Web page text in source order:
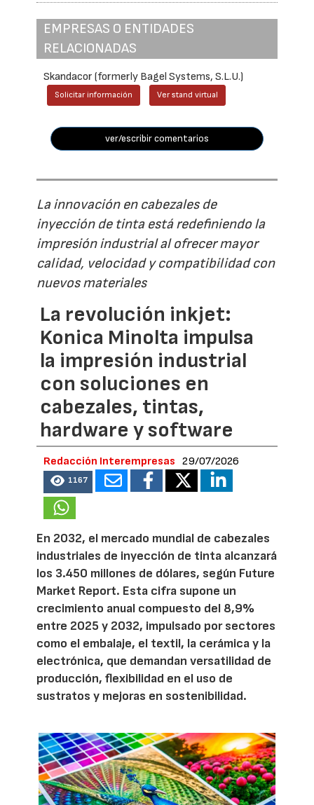
EMPRESAS O ENTIDADES
RELACIONADAS
Skandacor (formerly Bagel Systems, S.L.U.)
Solicitar información Ver stand virtual
ver/escribir comentarios
La innovación en cabezales de
inyección de tinta está redefiniendo la
impresión industrial al ofrecer mayor
calidad, velocidad y compatibilidad con
nuevos materiales
La revolución inkjet:
Konica Minolta impulsa
la impresión industrial
con soluciones en
cabezales, tintas,
hardware y software
Redacción Interempresas 29/07/2026
1167
En 2032, el mercado mundial de cabezales
industriales de inyección de tinta alcanzará
los 3.450 millones de dólares, según Future
Market Report. Esta cifra supone un
crecimiento anual compuesto del 8,9%
entre 2025 y 2032, impulsado por sectores
como el embalaje, el textil, la cerámica y la
electrónica, que demandan versatilidad de
producción, flexibilidad en el uso de
sustratos y mejoras en sostenibilidad.